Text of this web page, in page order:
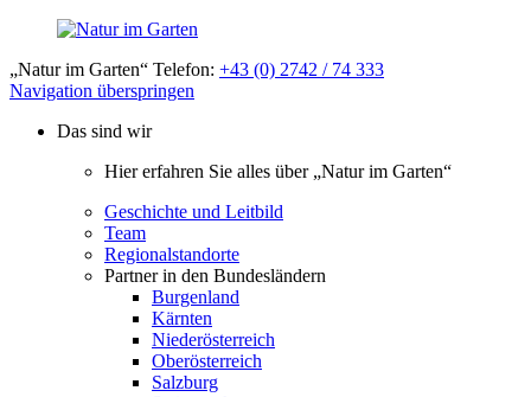
„Natur im Garten“ Telefon: +43 (0) 2742 / 74 333
Navigation überspringen
Das sind wir
Hier erfahren Sie alles über „Natur im Garten“
Geschichte und Leitbild
Team
Regionalstandorte
Partner in den Bundesländern
Burgenland
Kärnten
Niederösterreich
Oberösterreich
Salzburg